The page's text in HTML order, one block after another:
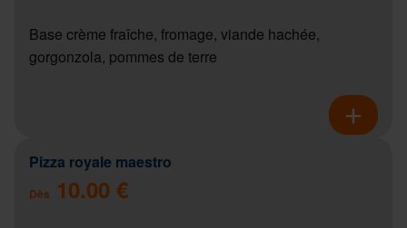
Base crème fraîche, fromage, viande hachée,
gorgonzola, pommes de terre
Pizza royale maestro
Dès 10.00 €